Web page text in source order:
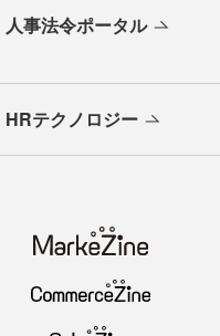
人事法令ポータル
HRテクノロジー